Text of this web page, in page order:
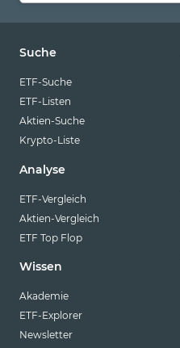
Suche
ETF-Suche
ETF-Listen
Aktien-Suche
Krypto-Liste
Analyse
ETF-Vergleich
Aktien-Vergleich
ETF Top Flop
Wissen
Akademie
ETF-Explorer
Newsletter